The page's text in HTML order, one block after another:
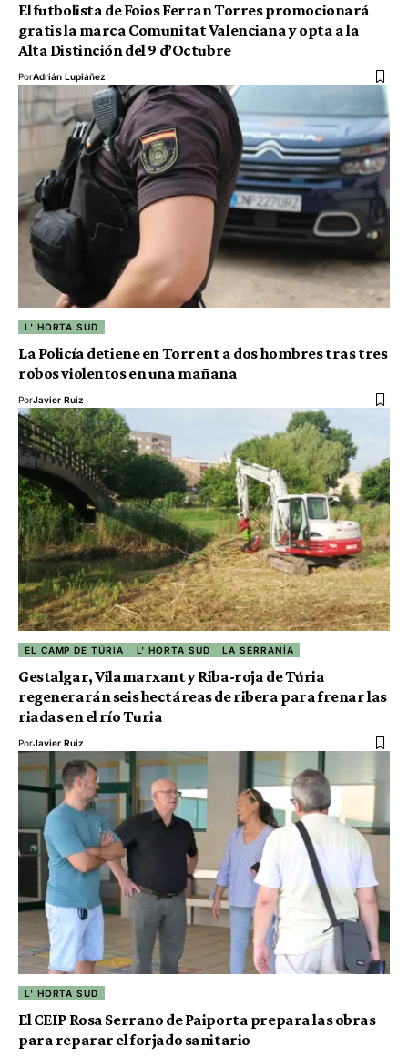
El futbolista de Foios Ferran Torres promocionará
gratis la marca Comunitat Valenciana y opta a la
Alta Distinción del 9 d’Octubre
PorAdrián Lupiáñez
L' HORTA SUD
La Policía detiene en Torrent a dos hombres tras tres
robos violentos en una mañana
PorJavier Ruiz
EL CAMP DE TÚRIA L' HORTA SUD LA SERRANÍA
Gestalgar, Vilamarxant y Riba-roja de Túria
regenerarán seis hectáreas de ribera para frenar las
riadas en el río Turia
PorJavier Ruiz
L' HORTA SUD
El CEIP Rosa Serrano de Paiporta prepara las obras
para reparar el forjado sanitario